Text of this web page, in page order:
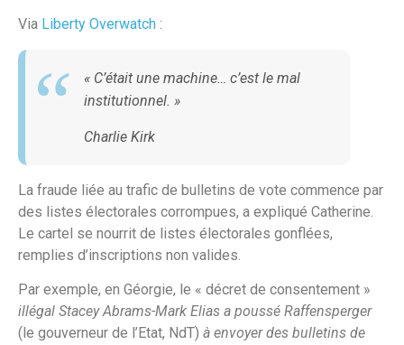
Via Liberty Overwatch :
« C’était une machine… c’est le mal
institutionnel. »
Charlie Kirk
La fraude liée au trafic de bulletins de vote commence par
des listes électorales corrompues, a expliqué Catherine.
Le cartel se nourrit de listes électorales gonflées,
remplies d’inscriptions non valides.
Par exemple, en Géorgie, le « décret de consentement »
illégal Stacey Abrams-Mark Elias a poussé Raffensperger
(le gouverneur de l’Etat, NdT) à envoyer des bulletins de